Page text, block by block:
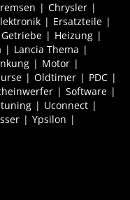
Chrysler
Ersatzteile
Getriebe
Heizung
Lancia Thema
Motor
Oldtimer
PDC
Software
tuning
Uconnect
Ypsilon